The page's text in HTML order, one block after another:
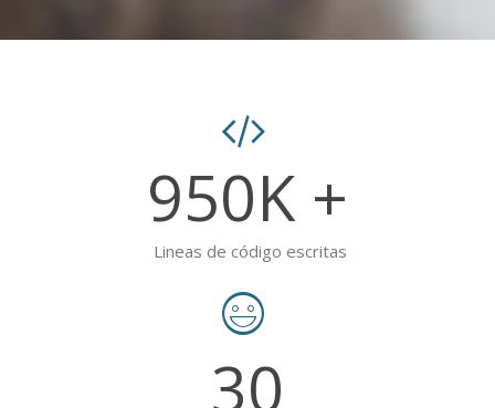
950K +
Lineas de código escritas
30